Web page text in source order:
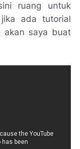
ruang untuk
ada tutorial
akan saya buat